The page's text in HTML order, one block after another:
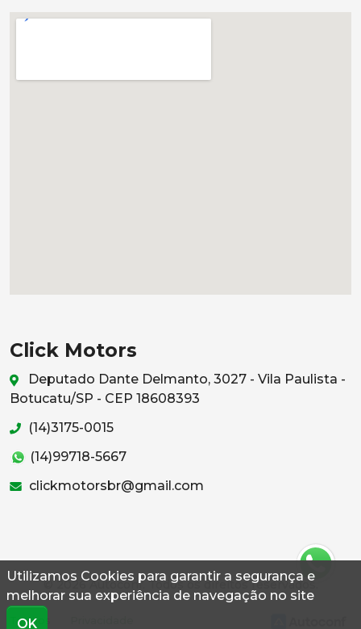
Utilizamos Cookies para garantir a segurança e
melhorar sua experiência de navegação no site
OK
Click Motors
Deputado Dante Delmanto, 3027 - Vila Paulista -
Botucatu/SP - CEP 18608393
(14)3175-0015
(14)99718-5667
clickmotorsbr@gmail.com
© 2026 Autoconf. Todos os direitos reservados.
Termos